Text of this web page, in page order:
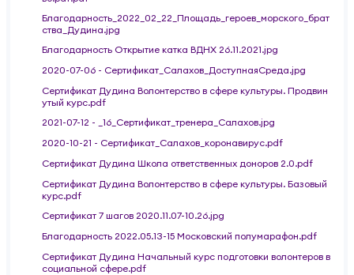
Благодарность_2022_02_22_Площадь_героев_морского_брат
ства_Дудина.jpg
Благодарность Открытие катка ВДНХ 26.11.2021.jpg
2020-07-06 - Сертификат_Салахов_ДоступнаяСреда.jpg
Сертификат Дудина Волонтерство в сфере культуры. Продвин
утый курс.pdf
2021-07-12 - _16_Сертификат_тренера_Салахов.jpg
2020-10-21 - Сертификат_Салахов_коронавирус.pdf
Сертификат Дудина Школа ответственных доноров 2.0.pdf
Сертификат Дудина Волонтерство в сфере культуры. Базовый
курс.pdf
Сертификат 7 шагов 2020.11.07-10.26.jpg
Благодарность 2022.05.13-15 Московский полумарафон.pdf
Сертификат Дудина Начальный курс подготовки волонтеров в
социальной сфере.pdf